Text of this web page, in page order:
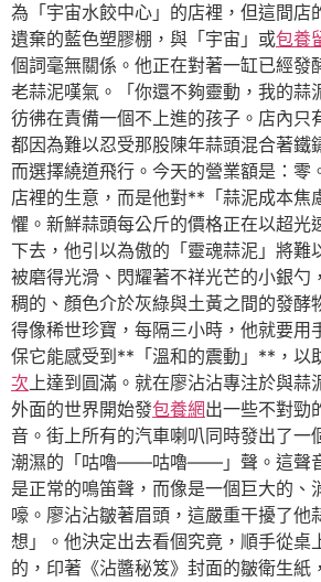
為「宇宙水餃中心」的店裡，但這間店
遺棄的藍色塑膠棚，與「宇宙」或包養
個詞毫無關係。他正在對著一缸已經發
老蒜泥嘆氣。「你還不夠靈動，我的蒜
彷彿在責備一個不上進的孩子。店內只
都因為難以忍受那股陳年蒜頭混合著鐵
而選擇繞道飛行。今天的營業額是：零
店裡的生意，而是他對**「蒜泥成本焦
懼。新鮮蒜頭每公斤的價格正在以超光
下去，他引以為傲的「靈魂蒜泥」將難
被磨得光滑、閃耀著不祥光芒的小銀勺
稠的、顏色介於灰綠與土黃之間的發酵
得像稀世珍寶，每隔三小時，他就要用
保它能感受到**「溫和的震動」**，以
次上達到圓滿。就在廖沾沾專注於與蒜
外面的世界開始發包養網出一些不對勁
音。街上所有的汽車喇叭同時發出了一
潮濕的「咕嚕——咕嚕——」聲。這聲
是正常的鳴笛聲，而像是一個巨大的、
嚎。廖沾沾皺著眉頭，這嚴重干擾了他
想」。他決定出去看個究竟，順手從桌
的，印著《沾醬秘笈》封面的皺衛生紙